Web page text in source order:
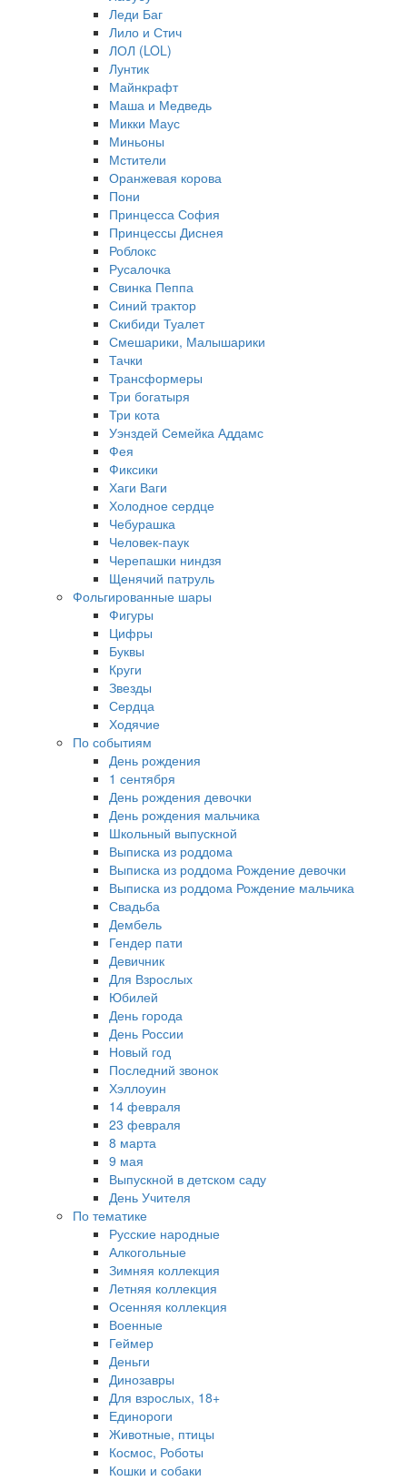
Леди Баг
Лило и Стич
ЛОЛ (LOL)
Лунтик
Майнкрафт
Маша и Медведь
Микки Маус
Миньоны
Мстители
Оранжевая корова
Пони
Принцесса София
Принцессы Диснея
Роблокс
Русалочка
Свинка Пеппа
Синий трактор
Скибиди Туалет
Смешарики, Малышарики
Тачки
Трансформеры
Три богатыря
Три кота
Уэнздей Семейка Аддамс
Фея
Фиксики
Хаги Ваги
Холодное сердце
Чебурашка
Человек-паук
Черепашки ниндзя
Щенячий патруль
Фольгированные шары
Фигуры
Цифры
Буквы
Круги
Звезды
Сердца
Ходячие
По событиям
День рождения
1 сентября
День рождения девочки
День рождения мальчика
Школьный выпускной
Выписка из роддома
Выписка из роддома Рождение девочки
Выписка из роддома Рождение мальчика
Свадьба
Дембель
Гендер пати
Девичник
Для Взрослых
Юбилей
День города
День России
Новый год
Последний звонок
Хэллоуин
14 февраля
23 февраля
8 марта
9 мая
Выпускной в детском саду
День Учителя
По тематике
Русские народные
Алкогольные
Зимняя коллекция
Летняя коллекция
Осенняя коллекция
Военные
Геймер
Деньги
Динозавры
Для взрослых, 18+
Единороги
Животные, птицы
Космос, Роботы
Кошки и собаки